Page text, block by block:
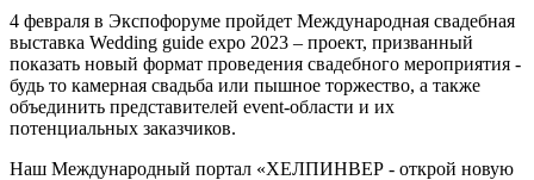
4 февраля в Экспофоруме пройдет Международная свадебная
выставка Wedding guide expo 2023 – проект, призванный
показать новый формат проведения свадебного мероприятия -
будь то камерная свадьба или пышное торжество, а также
объединить представителей event-области и их
потенциальных заказчиков.
Наш Международный портал «ХЕЛПИНВЕР - открой новую